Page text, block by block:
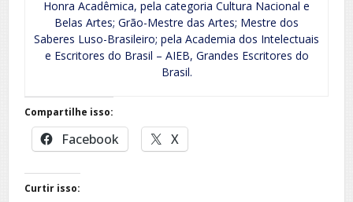
Honra Acadêmica, pela categoria Cultura Nacional e
Belas Artes; Grão-Mestre das Artes; Mestre dos
Saberes Luso-Brasileiro; pela Academia dos Intelectuais
e Escritores do Brasil – AIEB, Grandes Escritores do
Brasil.
Compartilhe isso:
Facebook X
Curtir isso: